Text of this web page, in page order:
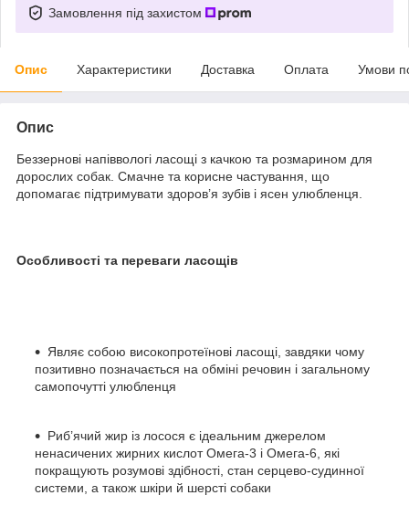
Замовлення під захистом
Опис Характеристики Доставка Оплата Умови
Опис
Беззернові напіввологі ласощі з качкою та розмарином для
дорослих собак. Смачне та корисне частування, що
допомагає підтримувати здоров’я зубів і ясен улюбленця.
Особливості та переваги ласощів
Являє собою високопротеїнові ласощі, завдяки чому
позитивно позначається на обміні речовин і загальному
самопочутті улюбленця
Риб’ячий жир із лосося є ідеальним джерелом
ненасичених жирних кислот Омега-3 і Омега-6, які
покращують розумові здібності, стан серцево-судинної
системи, а також шкіри й шерсті собаки